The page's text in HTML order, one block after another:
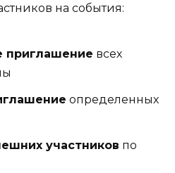
на события:
приглашение всех
определенных
участников по